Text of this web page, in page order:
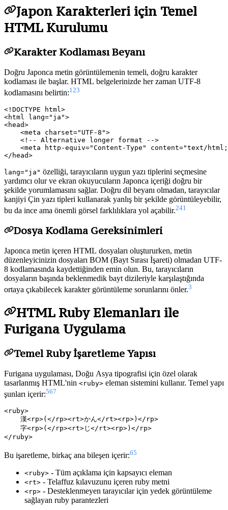
Japon Karakterleri için Temel
HTML Kurulumu
Karakter Kodlaması Beyanı
Doğru Japonca metin görüntülemenin temeli, doğru karakter
kodlaması ile başlar. HTML belgelerinizde her zaman UTF-8
kodlamasını belirtin:1 23
<!DOCTYPE html>
<html lang="ja">
<head>
    <meta charset="UTF-8">
    <!-- Alternative longer format -->
<meta http-equiv="Content-Type" content="text/
lang="ja" özelliği, tarayıcıların uygun yazı tiplerini seçmesine
yardımcı olur ve ekran okuyucuların Japonca içeriği doğru bir
şekilde yorumlamasını sağlar. Doğru dil beyanı olmadan, tarayıcılar
kanjiyi Çin yazı tipleri kullanarak yanlış bir şekilde görüntüleyebilir,
bu da ince ama önemli görsel farklılıklara yol açabilir.241
Dosya Kodlama Gereksinimleri
Japonca metin içeren HTML dosyaları oluştururken, metin
düzenleyicinizin dosyaları BOM (Bayt Sırası İşareti) olmadan UTF-
8 kodlamasında kaydettiğinden emin olun. Bu, tarayıcıların
dosyaların başında beklenmedik bayt dizileriyle karşılaştığında
ortaya çıkabilecek karakter görüntüleme sorunlarını önler.3
HTML Ruby Elemanları ile
Furigana Uygulama
Temel Ruby İşaretleme Yapısı
Furigana uygulaması, Doğu Asya tipografisi için özel olarak
tasarlanmış HTML'nin <ruby> eleman sistemini kullanır. Temel yapı
şunları içerir:567
<ruby>
    漢<rp>(</rp><rt>かん</rt><rp>)</rp>
    字<rp>(</rp><rt>じ</rt><rp>)</rp>
Bu işaretleme, birkaç ana bileşen içerir:65
<ruby> - Tüm açıklama için kapsayıcı eleman
<rt> - Telaffuz kılavuzunu içeren ruby metni
<rp> - Desteklenmeyen tarayıcılar için yedek görüntüleme
sağlayan ruby parantezleri